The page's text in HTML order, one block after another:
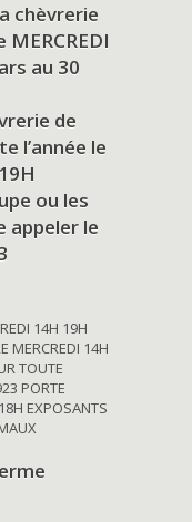
chèvrerie
au 30
de
l’année le
ou les
appeler le
14H 19H
MERCREDI 14H
TOUTE
PORTE
EXPOSANTS